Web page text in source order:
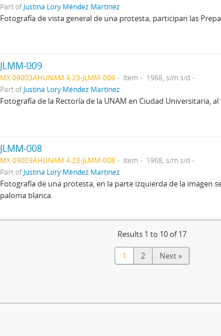
Part ofJustina Lory Méndez Martínez
Fotografía de vista general de una protesta, participan las
JLMM-009
MX 09003AHUNAM 4.23-JLMM-009 Item
1968, s/m s/d
Part ofJustina Lory Méndez Martínez
Fotografía de la Rectoría de la UNAM en Ciudad Universitaria,
JLMM-008
MX 09003AHUNAM 4.23-JLMM-008 Item
1968, s/m s/d
Part ofJustina Lory Méndez Martínez
Fotografía de una protesta, en la parte izquierda de la imagen
paloma blanca.
Results 1 to 10 of 17
1 2 Next »